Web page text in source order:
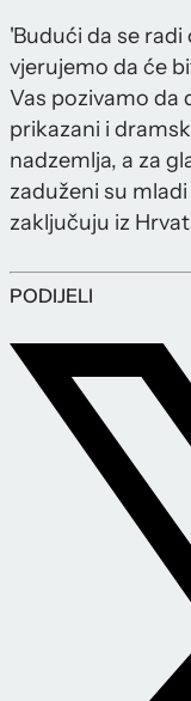
'Budući da se
vjerujemo da će
Vas pozivamo da
prikazani i
nadzemlja, a za
zaduženi su
zaključuju iz
PODIJELI